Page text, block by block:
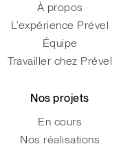
À propos
L’expérience Prével
Équipe
Travailler chez Prével
Nos projets
En cours
Nos réalisations